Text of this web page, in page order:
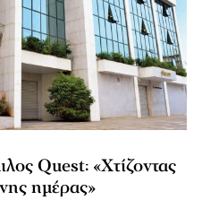
Quest: «Χτίζοντας
ημέρας»